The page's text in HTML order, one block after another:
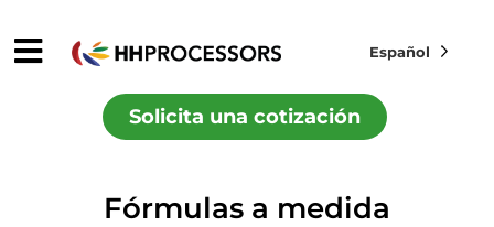
Español
Solicita una cotización
Fórmulas a medida